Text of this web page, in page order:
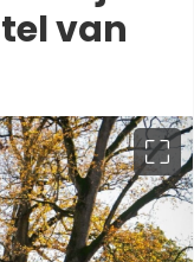
van